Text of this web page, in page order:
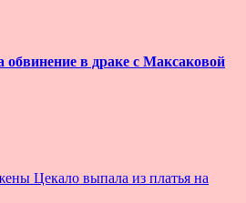
в драке с Максаковой
Цекало выпала из платья на